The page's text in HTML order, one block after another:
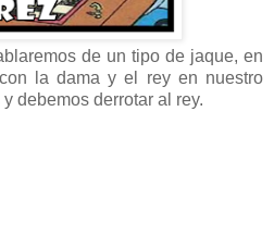
de un tipo de jaque, en
la dama y el rey en nuestro
debemos derrotar al rey.